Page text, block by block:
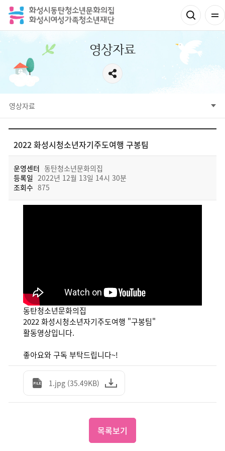
영상자료
영상자료
공지사항
고객의 소리
보도자료
사진자료
영상자료
자료실
CCTV운영방침
2022 화성시청소년자기주도여행 구봉팀
운영센터 동탄청소년문화의집
등록일 2022년 12월 13일 14시 30분
조회수 875
동탄청소년문화의집
2022 화성시청소년자기주도여행 "구봉팀"
활동영상입니다.
좋아요와 구독 부탁드립니다~!
1.jpg (35.49KB)
목록보기